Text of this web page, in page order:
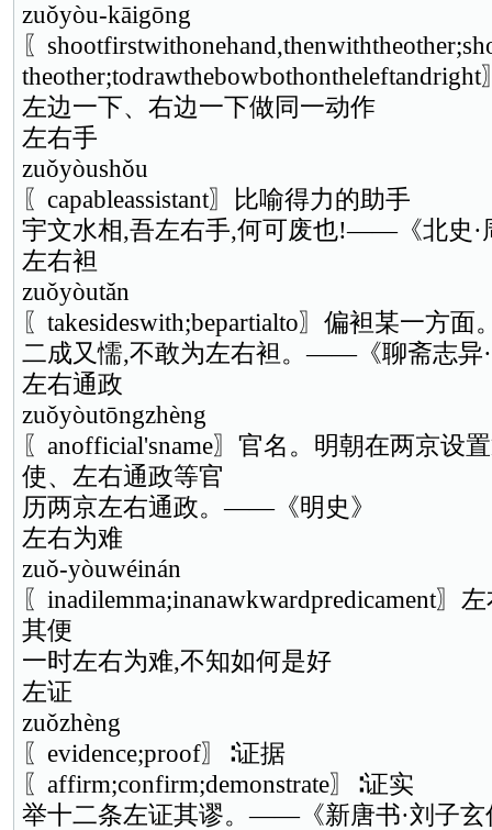
zuǒyòu-kāigōng
〖
左边一下、右边一下做同一动作
左右手
zuǒyòushǒu
〖capableassistant〗比喻得力的助手
宇文水相,吾左右手,何可废也!——《北史·
左右袒
zuǒyòutǎn
〖takesideswith;bepartialto〗偏袒某一方面
二成又懦,不敢为左右袒。——《聊斋志异
左右通政
zuǒyòutōngzhèng
〖anofficial'sname〗官名。明朝在两京设
使、左右通政等官
历两京左右通政。——《明史》
左右为难
zuǒ-yòuwéinán
〖inadilemma;inanawkwardpredicament〗
其便
一时左右为难,不知如何是好
左证
zuǒzhèng
〖evidence;proof〗∶证据
〖affirm;confirm;demonstrate〗∶证实
举十二条左证其谬。——《新唐书·刘子玄